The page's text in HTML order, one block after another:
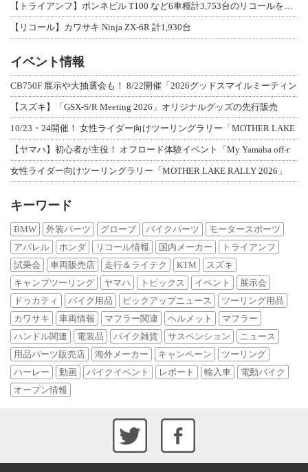
【トライアンフ】ボンネビル T100 など6車種計3,753台のリコールを発表
【リコール】カワサキ Ninja ZX-6R 計1,930台
イベント情報
CB750F 展示や大抽選会も！ 8/22開催「2026グッドスマイルミーティン
【スズキ】「GSX-S/R Meeting 2026」オリジナルグッズの先行販売
10/23・24開催！ 女性ライダー向けツーリングラリー「MOTHER LAKE
【ヤマハ】初心者が主役！ オフロード体験イベント「My Yamaha off-r
女性ライダー向けツーリングラリー「MOTHER LAKE RALLY 2026」
キーワード
BMW 外装パーツ グローブ バイクパーツ
モータースポーツ
アパレル
ホンダ リコール情報 国内メーカー
トライアンフ
試乗会
車両販売店 走行＆ライテク KTM
スズキ
キャンプツーリング
ヤマハ トピックス イベント
展示会
ドゥカティ
バイク用品 ピックアップニュース
ツーリング用品
カワサキ
車両情報 マフラー関連 ヘルメット
マフラー
ハンドル関連
電装品 バイク雑貨 サスペンション
ニュース
用品パーツ販売店
海外メーカー キャンペーン
ツーリング
ハーレー
動画 バイクイベント レポート 輸入車
電動バイク
オープン情報